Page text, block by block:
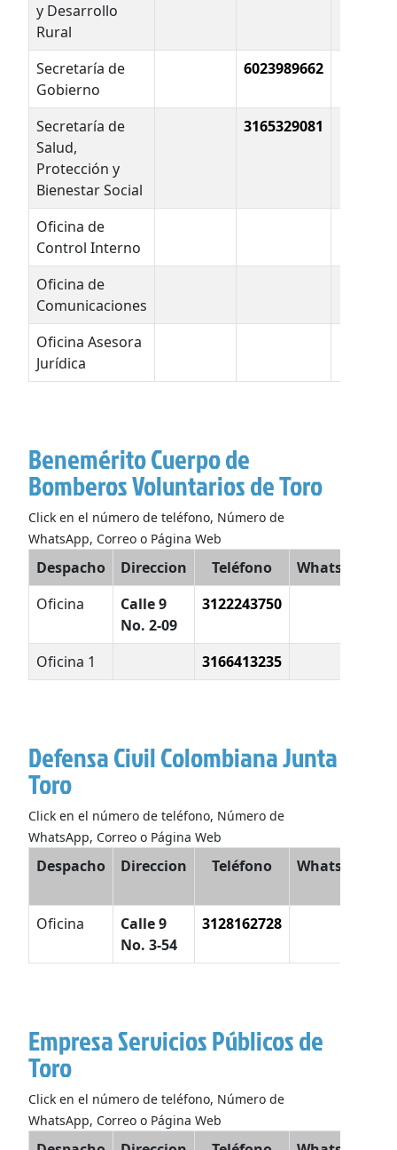
y Desarrollo
Rural
Secretaría de
Gobierno
6023989662
Secretaría de
Salud,
Protección y
Bienestar Social
3165329081
Oficina de
Control Interno
Oficina de
Comunicaciones
Oficina Asesora
Jurídica
Benemérito Cuerpo de
Bomberos Voluntarios de Toro
Click en el número de teléfono, Número de
WhatsApp, Correo o Página Web
Despacho Direccion Teléfono
WhatsApp
Oficina
Calle 9
No. 2-09
3122243750
Oficina 1 3166413235
Defensa Civil Colombiana Junta
Toro
Click en el número de teléfono, Número de
WhatsApp, Correo o Página Web
Despacho Direccion Teléfono
WhatsApp
Oficina
Calle 9
No. 3-54
3128162728
Empresa Servicios Públicos de
Toro
Click en el número de teléfono, Número de
WhatsApp, Correo o Página Web